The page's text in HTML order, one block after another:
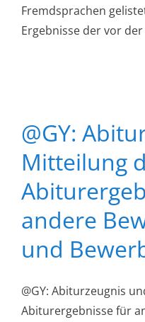
Fremdsprachen
Ergebnisse der vor der
@GY:
Mitteilung
andere
und
@GY: Abiturzeugnis
Abiturergebnisse für